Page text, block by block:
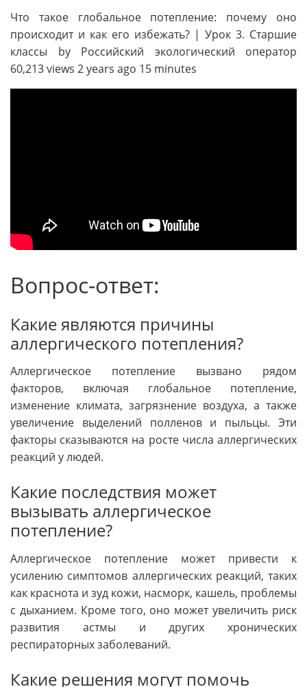
Что такое глобальное потепление: почему оно
происходит и как его избежать? | Урок 3. Старшие
классы by Российский экологический оператор
60,213 views 2 years ago 15 minutes
Вопрос-ответ:
Какие являются причины
аллергического потепления?
Аллергическое потепление вызвано рядом
факторов, включая глобальное потепление,
изменение климата, загрязнение воздуха, а также
увеличение выделений полленов и пыльцы. Эти
факторы сказываются на росте числа аллергических
реакций у людей.
Какие последствия может
вызывать аллергическое
потепление?
Аллергическое потепление может привести к
усилению симптомов аллергических реакций, таких
как краснота и зуд кожи, насморк, кашель, проблемы
с дыханием. Кроме того, оно может увеличить риск
развития астмы и других хронических
респираторных заболеваний.
Какие решения могут помочь